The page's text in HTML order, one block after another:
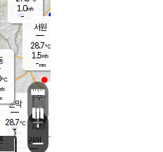
문막
28.7℃
3.3m/s
mm
℃
s
1.0m/s
- mm
귀래
서원
28.7℃
1.5m/s
-mm
+
−